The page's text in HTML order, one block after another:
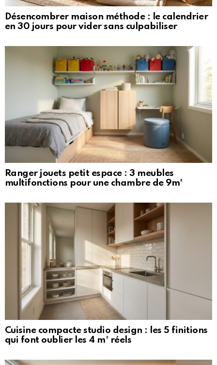
Désencombrer maison méthode : le calendrier
en 30 jours pour vider sans culpabiliser
Ranger jouets petit espace : 3 meubles
multifonctions pour une chambre de 9m²
Cuisine compacte studio design : les 5 finitions
qui font oublier les 4 m² réels